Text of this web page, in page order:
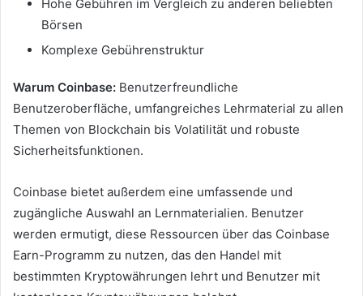
Hohe Gebühren im Vergleich zu anderen beliebten
Börsen
Komplexe Gebührenstruktur
Warum Coinbase: Benutzerfreundliche
Benutzeroberfläche, umfangreiches Lehrmaterial zu allen
Themen von Blockchain bis Volatilität und robuste
Sicherheitsfunktionen.
Coinbase bietet außerdem eine umfassende und
zugängliche Auswahl an Lernmaterialien. Benutzer
werden ermutigt, diese Ressourcen über das Coinbase
Earn-Programm zu nutzen, das den Handel mit
bestimmten Kryptowährungen lehrt und Benutzer mit